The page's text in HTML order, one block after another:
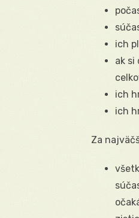
ich
ak si
ich
ich
Za